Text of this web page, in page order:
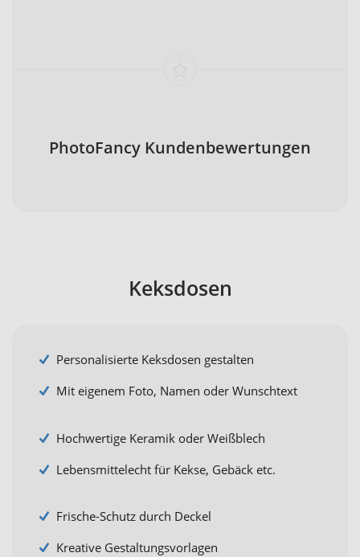
PhotoFancy Kundenbewertungen
Keksdosen
Personalisierte Keksdosen gestalten
Mit eigenem Foto, Namen oder Wunschtext
Hochwertige Keramik oder Weißblech
Lebensmittelecht für Kekse, Gebäck etc.
Frische-Schutz durch Deckel
Kreative Gestaltungsvorlagen